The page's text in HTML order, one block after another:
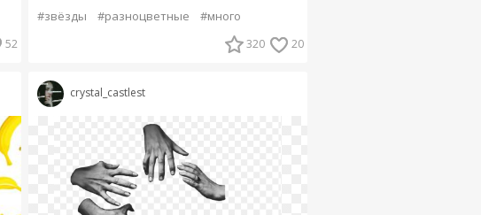
52
#звёзды #разноцветные #много
320 20
crystal_castlest